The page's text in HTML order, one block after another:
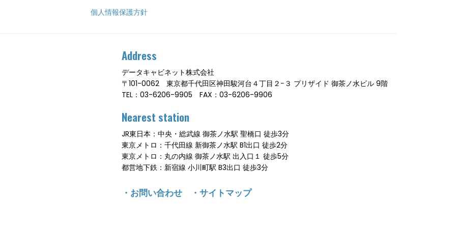
個人情報保護方針
Address
データキャビネット株式会社
〒101-0062 東京都千代田区神田駿河台４丁目２−３ プリザイド 御茶ノ水ビル 9階
TEL：03-6206-9905 FAX：03-6206-9906
Nearest station
JR東日本：中央・総武線 御茶ノ水駅 聖橋口 徒歩3分
東京メトロ：千代田線 新御茶ノ水駅 B1出口 徒歩2分
東京メトロ：丸の内線 御茶ノ水駅 出入口１ 徒歩5分
都営地下鉄：新宿線 小川町駅 B3出口 徒歩3分
・ お問い合わせ ・ サイトマップ